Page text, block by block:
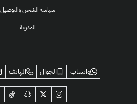
سياسة الشحن والتوصيل
المدونة
واتساب الجوال الهاتف